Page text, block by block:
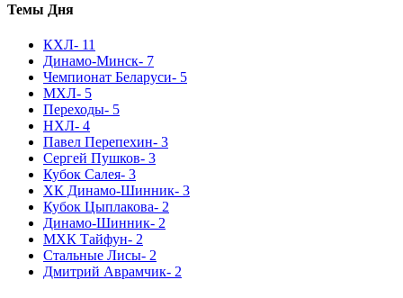
Темы Дня
КХЛ- 11
Динамо-Минск- 7
Чемпионат Беларуси- 5
МХЛ- 5
Переходы- 5
НХЛ- 4
Павел Перепехин- 3
Сергей Пушков- 3
Кубок Салея- 3
ХК Динамо-Шинник- 3
Кубок Цыплакова- 2
Динамо-Шинник- 2
МХК Тайфун- 2
Стальные Лисы- 2
Дмитрий Аврамчик- 2